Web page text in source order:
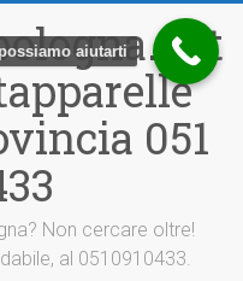
051
Non cercare oltre!
al 0510910433.
aiutarti